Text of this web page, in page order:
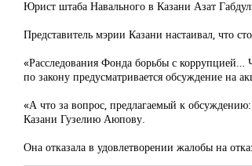
Юрист штаба Навального в Казани Азат
Представитель мэрии Казани настаивал, что
«Расследования Фонда борьбы с коррупцией…
по закону предусматривается обсуждение на
«А что за вопрос, предлагаемый к
Казани Гузелию Аюпову.
Она отказала в удовлетворении жалобы на